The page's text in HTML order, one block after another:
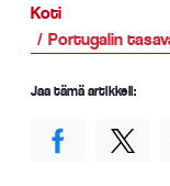
Koti
Portugalin
Jaa tämä artikkeli: